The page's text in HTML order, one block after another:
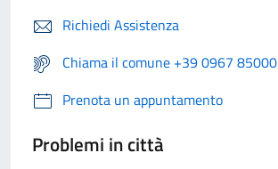
Richiedi Assistenza
Chiama il comune +39 0967 85000
Prenota un appuntamento
Problemi in città